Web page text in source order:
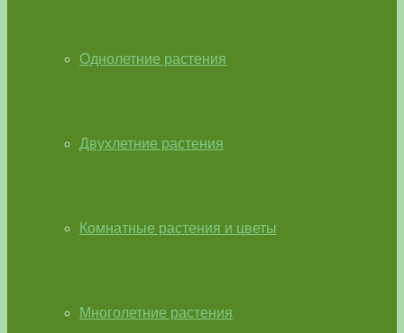
Однолетние растения
Двухлетние растения
Комнатные растения и цветы
Многолетние растения